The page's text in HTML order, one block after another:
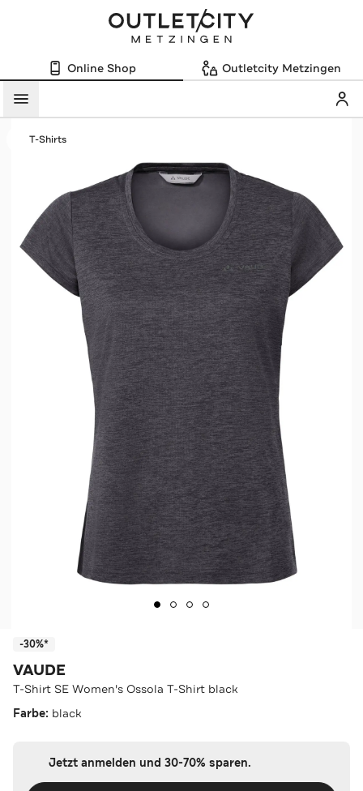
Online Shop Outletcity Metzingen
Menü
T-Shirts
-30%*
VAUDE
T-Shirt SE Women's Ossola T-Shirt black
Farbe: black
Jetzt anmelden und 30-70% sparen.